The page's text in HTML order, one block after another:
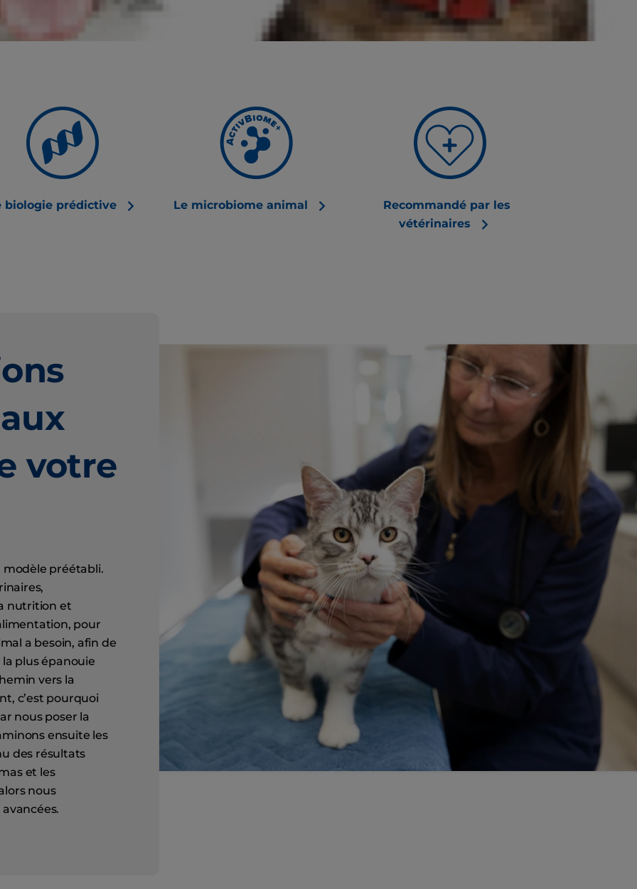
biologie prédictive Le microbiome animal
Recommandé par les
vétérinaires
votre
modèle préétabli.
nutrition et
pour
a besoin, afin de
plus épanouie
vers la
c’est pourquoi
nous poser la
ensuite les
des résultats
et les
nous